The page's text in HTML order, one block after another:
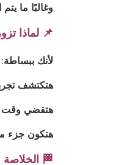
وغالبًا ما
📌 لماذا
لأنك ببساطة:
هتكتشف
هتقضي وقت
هتكون جزء
🏁 الخلاصة